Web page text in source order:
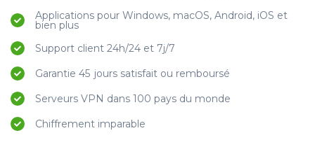
Applications pour Windows, macOS, Android, iOS et
bien plus
Support client 24h/24 et 7j/7
Garantie 45 jours satisfait ou remboursé
Serveurs VPN dans 100 pays du monde
Chiffrement imparable